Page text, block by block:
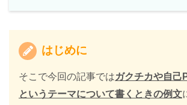
はじめに
そこで今回の記事ではガクチカや自己
というテーマについて書くときの例文